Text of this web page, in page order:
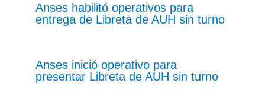
Anses habilitó operativos para
entrega de Libreta de AUH sin turno
Anses inició operativo para
presentar Libreta de AUH sin turno